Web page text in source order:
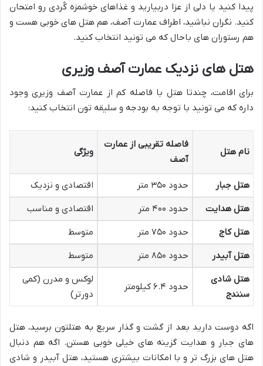
پیدا کنید یا دلی از عزا دربیارید و غذاهای خوشمزه کُردی رو امتحان
کنید. نگران نباشید، اطراف عمارت آصف، هم هتل های خوبی هست و
هم رستوران های باحال که می تونید انتخاب کنید.
هتل های نزدیک عمارت آصف وزیری
برای اقامت، چندتا هتل با فاصله کم از عمارت آصف وزیری وجود
داره که می تونید با توجه به بودجه و سلیقه تون انتخاب کنید:
نام هتل
فاصله تقریبی از عمارت
آصف
ویژگی
هتل جبار حدود ۳۵۰ متر
اقتصادی و نزدیک
هتل هدایت
حدود ۴۰۰ متر
اقتصادی و مناسب
هتل کاج
حدود ۷۵۰ متر
متوسط
هتل آبیدر
حدود ۸۵۰ متر
متوسط
هتل شادی
سنندج
حدود ۶.۴ کیلومتر
لوکس و مدرن (کمی
دورتر)
اگه دوست دارید بعد از گشت و گذار سریع به هتلتون برسید، هتل
های جبار و هدایت گزینه های خیلی خوبی هستن. اگه هم دنبال
هتل های بزرگ تر و با امکانات بیشتری هستید، هتل آبیدر و شادی